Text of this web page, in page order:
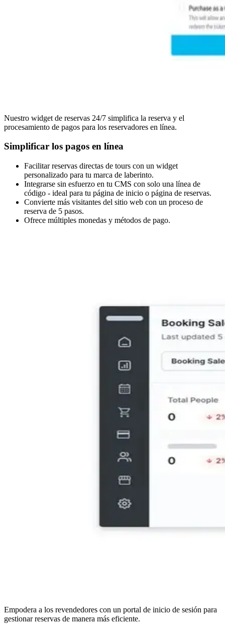
Nuestro widget de reservas 24/7 simplifica la reserva y el
procesamiento de pagos para los reservadores en línea.
Simplificar los pagos en línea
Facilitar reservas directas de tours con un widget
personalizado para tu marca de laberinto.
Integrarse sin esfuerzo en tu CMS con solo una línea de
código - ideal para tu página de inicio o página de reservas.
Convierte más visitantes del sitio web con un proceso de
reserva de 5 pasos.
Ofrece múltiples monedas y métodos de pago.
Empodera a los revendedores con un portal de inicio de sesión para
gestionar reservas de manera más eficiente.